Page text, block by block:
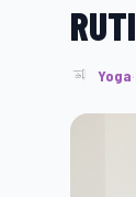
Yoga·